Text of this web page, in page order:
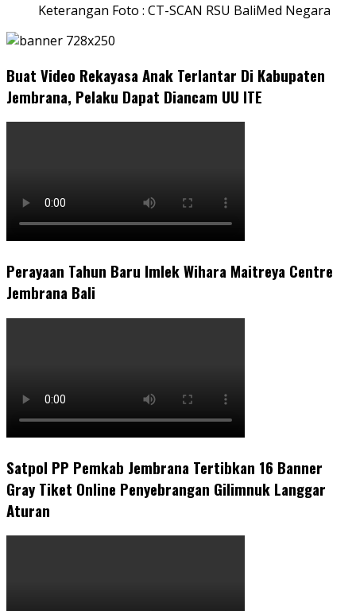
Keterangan Foto : CT-SCAN RSU BaliMed Negara
Buat Video Rekayasa Anak Terlantar Di Kabupaten
Jembrana, Pelaku Dapat Diancam UU ITE
Perayaan Tahun Baru Imlek Wihara Maitreya Centre
Jembrana Bali
Satpol PP Pemkab Jembrana Tertibkan 16 Banner
Gray Tiket Online Penyebrangan Gilimnuk Langgar
Aturan